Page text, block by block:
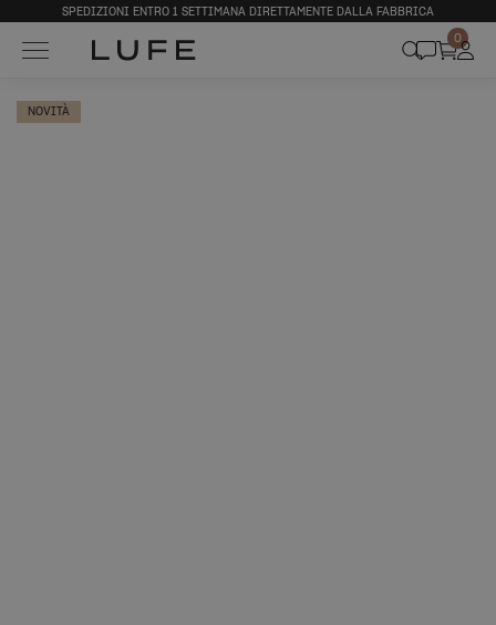
SPEDIZIONI ENTRO 1 SETTIMANA DIRETTAMENTE DALLA FABBRICA
0
NOVITÀ